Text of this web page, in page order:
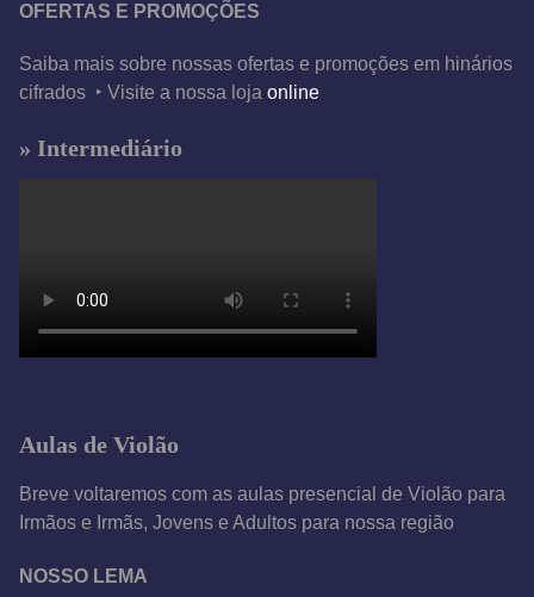
OFERTAS E PROMOÇÕES
Saiba mais sobre nossas ofertas e promoções em hinários
cifrados ‣ Visite a nossa loja online
» Intermediário
Aulas de Violão
Breve voltaremos com as aulas presencial de Violão para
Irmãos e Irmãs, Jovens e Adultos para nossa região
NOSSO LEMA